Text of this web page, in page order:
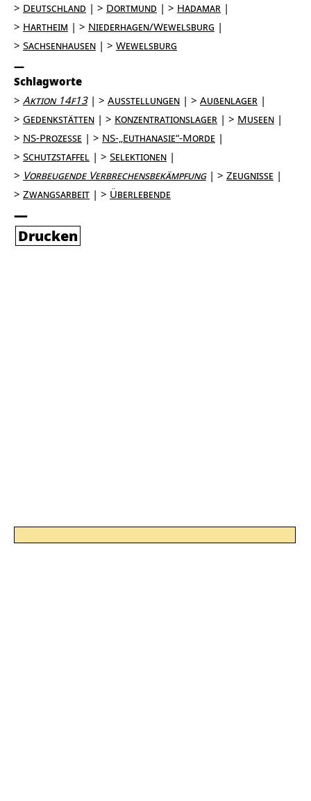
Deutschland
Dortmund
Hadamar
Hartheim
Niederhagen/Wewelsburg
Sachsenhausen
Wewelsburg
Schlagworte
Aktion 14f13
Ausstellungen
Außenlager
Gedenkstätten
Konzentrationslager
Museen
NS-Prozesse
NS-„Euthanasie“-Morde
Schutzstaffel
Selektionen
Vorbeugende Verbrechensbekämpfung
Zeugnisse
Zwangsarbeit
Überlebende
Drucken